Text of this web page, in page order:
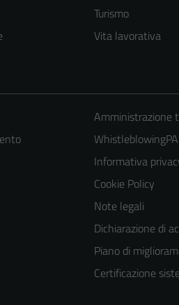
Turismo
Vita lavorativa
Amministrazione
WhistleblowingPA
Informativa
Cookie Policy
Note legali
Dichiarazione di
Piano di
Certificazione
Tecnici
Questi cookie
sono necessari
per il